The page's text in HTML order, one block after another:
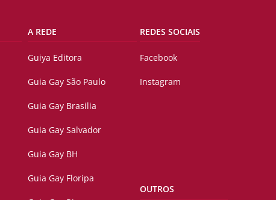
A REDE
Guiya Editora
Guia Gay São Paulo
Guia Gay Brasilia
Guia Gay Salvador
Guia Gay BH
Guia Gay Floripa
REDES SOCIAIS
Facebook
Instagram
OUTROS